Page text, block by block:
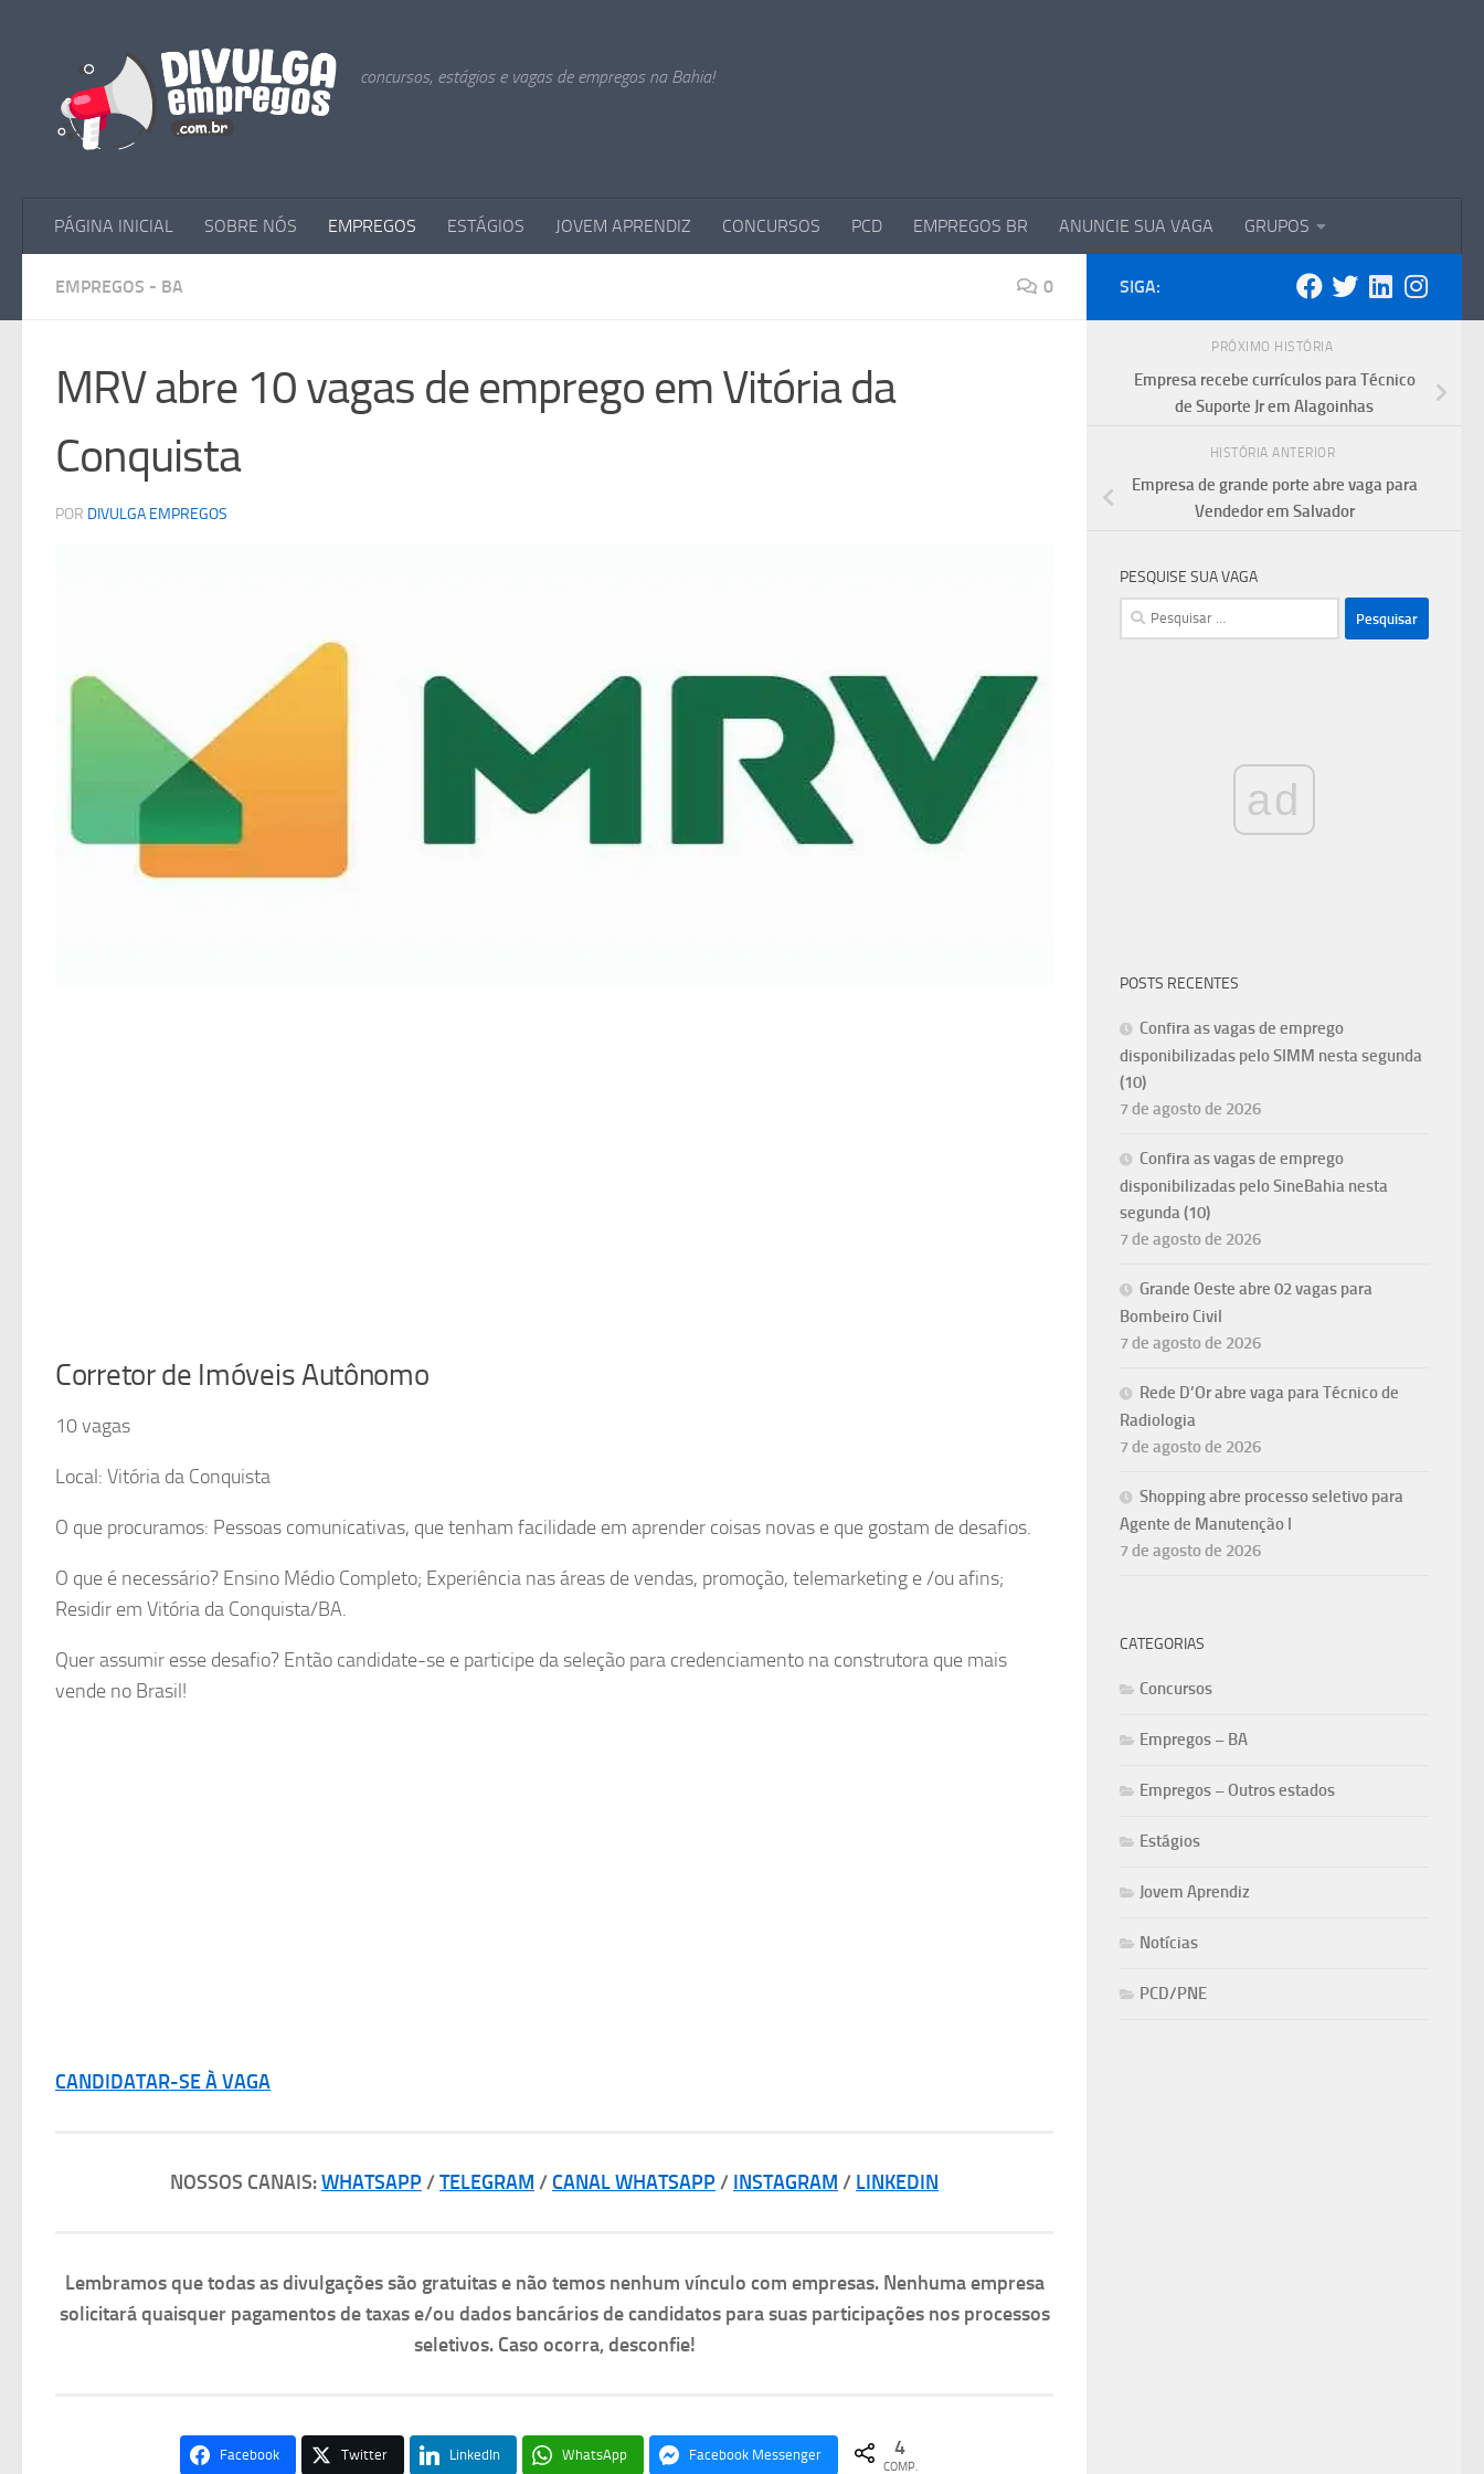
concursos, estágios e vagas de empregos na Bahia!
PÁGINA INICIAL SOBRE NÓS EMPREGOS ESTÁGIOS JOVEM APRENDIZ CONCURSOS PCD EMPREGOS BR ANUNCIE SUA VAGA GRUPOS
EMPREGOS - BA 0
MRV abre 10 vagas de emprego em Vitória da
Conquista
POR DIVULGA EMPREGOS
Corretor de Imóveis Autônomo
10 vagas
Local: Vitória da Conquista
O que procuramos: Pessoas comunicativas, que tenham facilidade em aprender coisas novas e que gostam de desafios.
O que é necessário? Ensino Médio Completo; Experiência nas áreas de vendas, promoção, telemarketing e /ou afins;
Residir em Vitória da Conquista/BA.
Quer assumir esse desafio? Então candidate-se e participe da seleção para credenciamento na construtora que mais
vende no Brasil!
CANDIDATAR-SE À VAGA
NOSSOS CANAIS:WHATSAPP/ TELEGRAM / CANAL WHATSAPP/ INSTAGRAM / LINKEDIN
Lembramos que todas as divulgações são gratuitas e não temos nenhum vínculo com empresas. Nenhuma empresa
solicitará quaisquer pagamentos de taxas e/ou dados bancários de candidatos para suas participações nos processos
seletivos. Caso ocorra, desconfie!
Facebook Twitter LinkedIn WhatsApp Facebook Messenger 4
COMP.
SIGA:
PRÓXIMO HISTÓRIA
Empresa recebe currículos para Técnico
de Suporte Jr em Alagoinhas
HISTÓRIA ANTERIOR
Empresa de grande porte abre vaga para
Vendedor em Salvador
PESQUISE SUA VAGA
Pesquisar
por:
ad
POSTS RECENTES
Confira as vagas de emprego
disponibilizadas pelo SIMM nesta segunda
(10)
7 de agosto de 2026
Confira as vagas de emprego
disponibilizadas pelo SineBahia nesta
segunda (10)
7 de agosto de 2026
Grande Oeste abre 02 vagas para
Bombeiro Civil
7 de agosto de 2026
Rede D’Or abre vaga para Técnico de
Radiologia
7 de agosto de 2026
Shopping abre processo seletivo para
Agente de Manutenção I
7 de agosto de 2026
CATEGORIAS
Concursos
Empregos – BA
Empregos – Outros estados
Estágios
Jovem Aprendiz
Notícias
PCD/PNE